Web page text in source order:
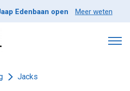
Edenbaan open Meer weten
Jacks